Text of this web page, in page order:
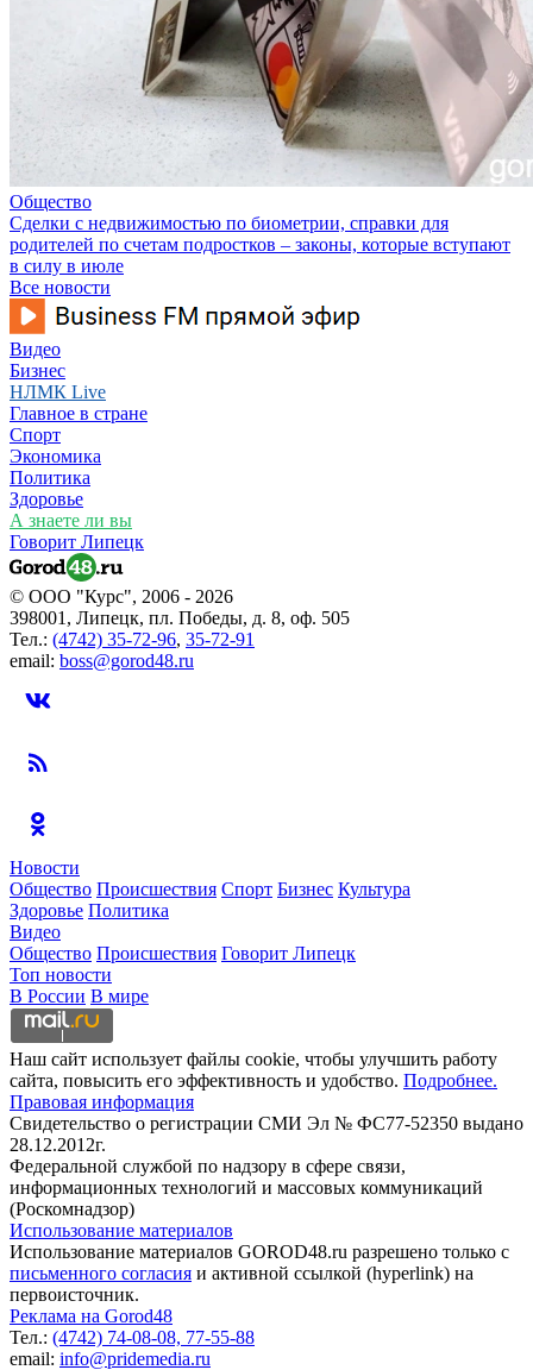
Общество
Сделки с недвижимостью по биометрии, справки для
родителей по счетам подростков – законы, которые вступают
в силу в июле
Все новости
Видео
Бизнес
НЛМК Live
Главное в стране
Спорт
Экономика
Политика
Здоровье
А знаете ли вы
Говорит Липецк
© ООО "Курс", 2006 - 2026
398001, Липецк, пл. Победы, д. 8, оф. 505
Тел.: (4742) 35-72-96, 35-72-91
email: boss@gorod48.ru
Новости
Общество Происшествия Спорт Бизнес Культура
Здоровье Политика
Видео
Общество Происшествия Говорит Липецк
Топ новости
В России В мире
Наш сайт использует файлы cookie, чтобы улучшить работу
сайта, повысить его эффективность и удобство. Подробнее.
Правовая информация
Свидетельство о регистрации СМИ Эл № ФС77-52350 выдано
28.12.2012г.
Федеральной службой по надзору в сфере связи,
информационных технологий и массовых коммуникаций
(Роскомнадзор)
Использование материалов
Использование материалов GOROD48.ru разрешено только с
письменного согласия и активной ссылкой (hyperlink) на
первоисточник.
Реклама на Gorod48
Тел.: (4742) 74-08-08, 77-55-88
email: info@pridemedia.ru